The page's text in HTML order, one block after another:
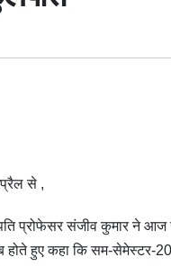
से ,
संजीव कुमार ने आज
हुए कहा कि सम-सेमेस्टर-